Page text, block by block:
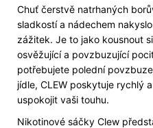
Chuť čerstvě natrhaných
sladkostí a nádechem
zážitek. Je to jako kousnout
osvěžující a povzbuzující
potřebujete polední
jídle, CLEW poskytuje rychlý
uspokojit vaši touhu.
Nikotinové sáčky Clew
185
Kč
Původně:
245
Kč